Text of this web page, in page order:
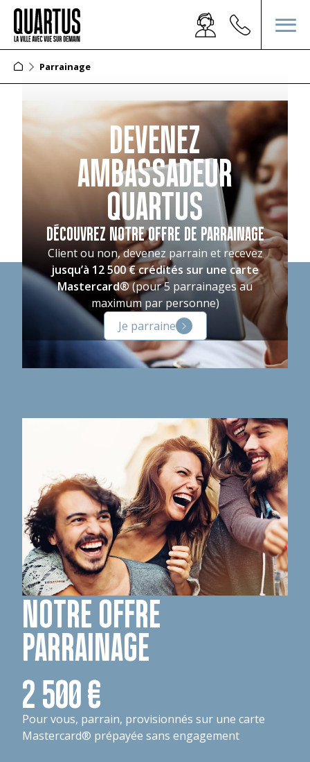
Parrainage
DEVENEZ
AMBASSADEUR
QUARTUS
DÉCOUVREZ NOTRE OFFRE DE PARRAINAGE
Client ou non, devenez parrain et recevez
jusqu’à 12 500 € crédités sur une carte
Mastercard®(pour 5 parrainages au
maximum par personne)
Je parraine
NOTRE OFFRE
PARRAINAGE
2 500 €
Pour vous, parrain, provisionnés sur une carte
Mastercard® prépayée sans engagement